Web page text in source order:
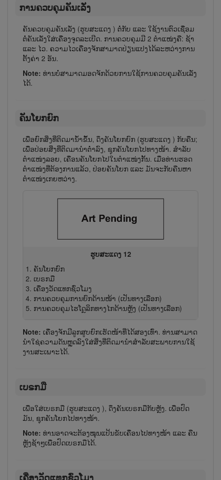
ການຄວບຄຸມຄັນ​ເລັ່ງ
ຄັນ​ຄວບ​ຄຸມ​ຄັນ​ເລັ່ງ (ຮູບສະແດງ ) ຕໍ່​ກັບ ແລະ ໃຊ້​ງານ​ຕົວ​ເຊື່ອມ​
ຕໍ່​ຄັນ​ເລັ່ງ​ໃສ່​ເຄື່ອງ​ຈຸດ​ລະ​ເບີດ. ການ​ຄວບ​ຄຸມ​ມີ 2 ຕຳ​ແໜ່ງຄື: ຊ້າ
ແລະ ໄວ. ຄວາມ​ໄວເຄື່ອງຈັກສາ​ມາດ​ປ່ຽນ​ແປງ​ໄດ້​ລະ​ຫວ່າງ​ການ​
ຕັ້ງ​ຄ່າ 2 ອັນ.
Note: ທ່ານ​ບໍ່​ສາ​ມາດມອດ​ຈັກ​ດ້ວຍ​ການ​ໃຊ້​ການ​ຄວບ​ຄຸມຄັນ​ເລັ່ງ​
ໄດ້.
ຄັນໂຍກຍົກ
ເພື່ອ​ຍົກ​ສິ່ງ​ທີ່​ຕິດ​ມາ​ນ້ຳ​ຂຶ້ນ, ດຶງ​ຄັນ​ໂຍກ​ຍົກ (ຮູບສະແດງ ) ກັບ​ຄືນ;
ເພື່ອ​ປ່ອຍ​ສິ່ງ​ທີ່​ຕິດ​ມາ​ນຳ​ຕ່ຳ​ລົງ, ຊຸກ​ຄັນ​ໂຍກ​ໄປ​ທາງ​ໜ້າ. ສຳ​ລັບ​
ຕຳ​ແໜ່ງລອຍ, ເຄື່ອນຄັນ​ໂຍກ​ໄປ​ໃນ​ຕຳ​ແໜ່ງກັ້ນ. ເມື່ອ​ທ່ານ​ຮອດ​
ຕຳ​ແໜ່ງ​ທີ່​ຕ້ອງ​ການ​ແລ້ວ, ປ່ອຍ​ຄັນ​ໂຍກ ແລະ ມັນ​ຈະ​ກັບ​ຄືນ​ຫາ​
ຕຳ​ແໜ່ງ​ເກຍ​ຫວ່າງ.
ຮູບສະແດງ 12
ຄັນໂຍກຍົກ
ເບຣກມື
ເຄື່ອງວັດ​ແທກຊົ່ວໂມງ
ການ​ຄວບ​ຄຸມ​ການ​ຍົກ​ດ້ານ​ໜ້າ (ເປັນ​ທາງ​ເລືອກ)
ການ​ຄວບ​ຄຸມ​ໄຮ​ໂດຼ​ລິກ​ທາງ​ໄກ​ດ້ານ​ຫຼັງ (ເປັນ​ທາງ​ເລືອກ)
Note: ເຄື່ອງ​ຈັກ​ມີລູກສູບຍົກເຮັດ​ໜ້າ​ທີ່​ໄດ້​ສອງ​ເທົ່າ. ທ່ານ​ສາ​ມາດ​
ນຳ​ໃຊ່​ຄວາມ​ດັນ​ຫຼຸດ​ລົງ​ໃສ່​ສິ່ງ​ທີ່​ຕິດ​ມາ​ນຳ​ສຳ​ລັບ​ສະ​ພາບ​ການ​ໃຊ້​
ງານ​ສະ​ເພາະໄດ້.
ເບຣກມື
ເພື່ອໃສ່ເບ​ຣກມື (ຮູບສະແດງ ), ດຶງ​ຄັນ​ເບ​ຣກ​ມື​ກັບ​ຫຼັງ. ເພື່ອ​ປົດ​
ມັນ, ຊຸກຄັນ​ໂຍກ​ໄປທາງ​ໜ້າ.
Note: ທ່ານ​ອາດ​ຈະ​ຕ້ອງ​ໝຸນ​ແປ້ນ​ຂັບເຄື່ອນໄປທາງ​ໜ້າ ແລະ ຄືນ​
ຫຼັງຊ້າໆເພື່ອ​ປົດເບ​ຣກມືໄດ້.